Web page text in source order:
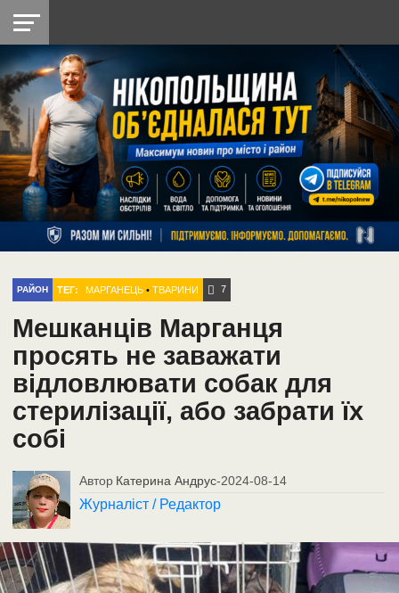
НІКОПОЛЬ
РАЙОН
СІЧЕСЛАВСЬКА
УКРАЇНА
РЕТРО
НІКОПОЛЬ
ЛАЙТ
УКРАЇНА
ДОПОМОГА
РАДІО
РАЙОН ТЕГ: МАРГАНЕЦЬ •ТВАРИНИ 7
Мешканців Марганця
просять не заважати
відловлювати собак для
стерилізації, або забрати їх
собі
Автор Катерина Андрус-2024-08-14
Журналіст / Редактор